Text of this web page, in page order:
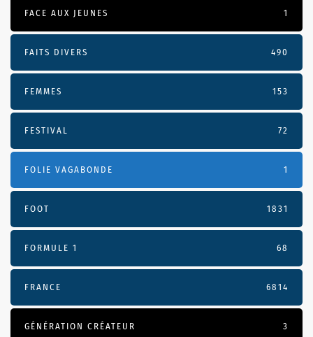
FACE AUX JEUNES 1
FAITS DIVERS 490
FEMMES 153
FESTIVAL 72
FOLIE VAGABONDE 1
FOOT 1831
FORMULE 1 68
FRANCE 6814
GÉNÉRATION CRÉATEUR 3